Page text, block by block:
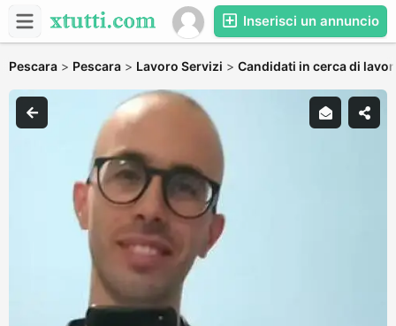
Inserisci un annuncio
Pescara > Pescara > Lavoro Servizi > Candidati in cerca di